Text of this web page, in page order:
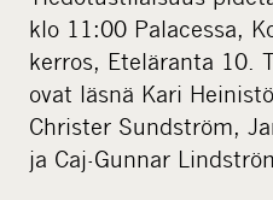
klo 11:00 Palacessa,
kerros, Eteläranta 10.
ovat läsnä Kari
Christer Sundström,
ja Caj-Gunnar